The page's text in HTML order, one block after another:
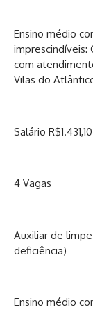
Ensino médio
imprescindíveis:
com
Vilas do
Salário
4 Vagas
Auxiliar de
deficiência)
Ensino médio